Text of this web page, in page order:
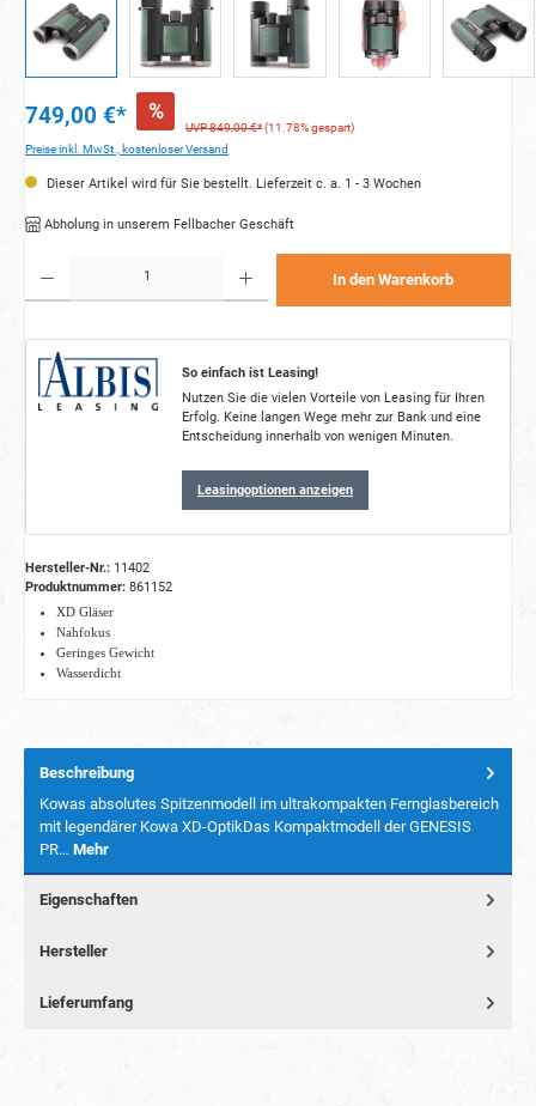
749,00 €* %
UVP 849,00 €*(11.78% gespart)
Preise inkl. MwSt., kostenloser Versand
Dieser Artikel wird für Sie bestellt. Lieferzeit c. a. 1 - 3 Wochen
Abholung in unserem Fellbacher Geschäft
In den Warenkorb
So einfach ist Leasing!
Nutzen Sie die vielen Vorteile von Leasing für Ihren
Erfolg. Keine langen Wege mehr zur Bank und eine
Entscheidung innerhalb von wenigen Minuten.
Leasingoptionen anzeigen
Hersteller-Nr.: 11402
Produktnummer: 861152
XD Gläser
Nahfokus
Geringes Gewicht
Wasserdicht
Beschreibung
Kowas absolutes Spitzenmodell im ultrakompakten Fernglasbereich
mit legendärer Kowa XD-OptikDas Kompaktmodell der GENESIS
PR… Mehr
Eigenschaften
Hersteller
Lieferumfang